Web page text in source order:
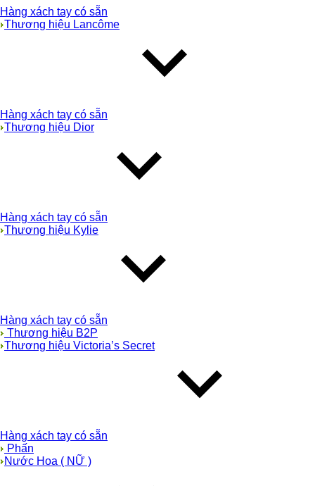
Hàng xách tay có sẵn
Thương hiệu Lancôme
Hàng xách tay có sẵn
Thương hiệu Dior
Hàng xách tay có sẵn
Thương hiệu Kylie
Hàng xách tay có sẵn
Thương hiệu B2P
Thương hiệu Victoria’s Secret
Hàng xách tay có sẵn
Phấn
Nước Hoa ( NỮ )